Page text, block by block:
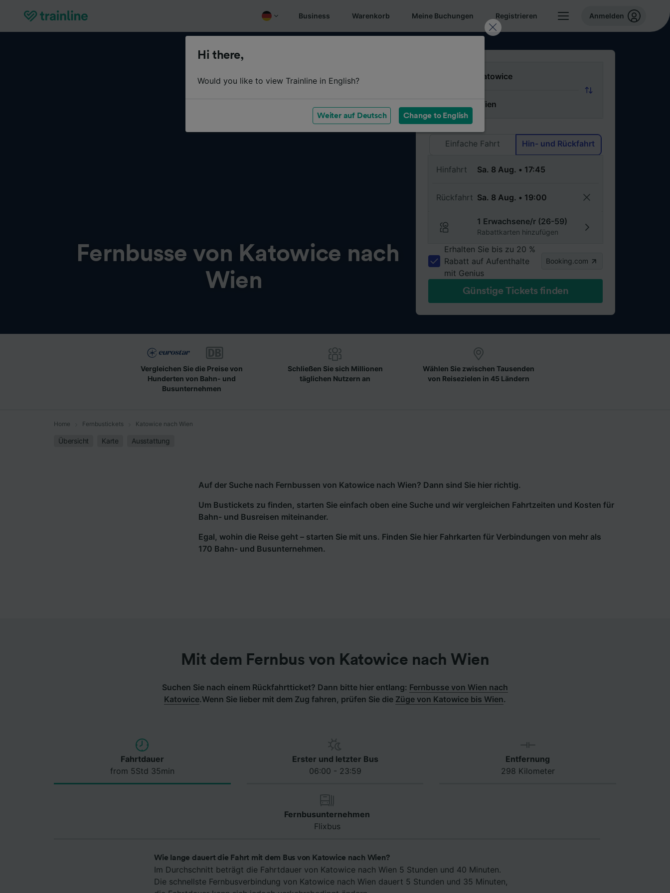
Business Warenkorb Meine Buchungen Registrieren Anmelden
Fernbusse von Katowice nach
Wien
Via
Einfache Fahrt
Hin- und Rückfahrt
Hinfahrt
Rückfahrt
1 Erwachsene/r (26-59)
Rabattkarten hinzufügen
Erhalten Sie bis zu 20 %
Rabatt auf Aufenthalte
mit Genius
Booking.com
Günstige Tickets finden
Vergleichen Sie die Preise von
Hunderten von Bahn- und
Busunternehmen
Schließen Sie sich Millionen
täglichen Nutzern an
Wählen Sie zwischen Tausenden
von Reisezielen in 45 Ländern
Home Fernbustickets Katowice nach Wien
Übersicht Karte Ausstattung
Auf der Suche nach Fernbussen von Katowice nach Wien? Dann sind Sie hier richtig.
Um Bustickets zu finden, starten Sie einfach oben eine Suche und wir vergleichen Fahrtzeiten und Kosten für
Bahn- und Busreisen miteinander.
Egal, wohin die Reise geht – starten Sie mit uns. Finden Sie hier Fahrkarten für Verbindungen von mehr als
170 Bahn- und Busunternehmen.
Mit dem Fernbus von Katowice nach Wien
Suchen Sie nach einem Rückfahrtticket? Dann bitte hier entlang: Fernbusse von Wien nach
Katowice.Wenn Sie lieber mit dem Zug fahren, prüfen Sie die Züge von Katowice bis Wien.
Fahrtdauer
from 5Std 35min
Erster und letzter Bus
06:00 - 23:59
Entfernung
298 Kilometer
Fernbusunternehmen
Flixbus
Wie lange dauert die Fahrt mit dem Bus von Katowice nach Wien?
Im Durchschnitt beträgt die Fahrtdauer von Katowice nach Wien 5 Stunden und 40 Minuten.
Die schnellste Fernbusverbindung von Katowice nach Wien dauert 5 Stunden und 35 Minuten,
Hi there,
Would you like to view Trainline in English?
Weiter auf Deutsch Change to English